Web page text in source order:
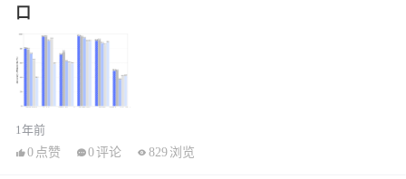
口
1年前
0 点赞 0评论 829 浏览